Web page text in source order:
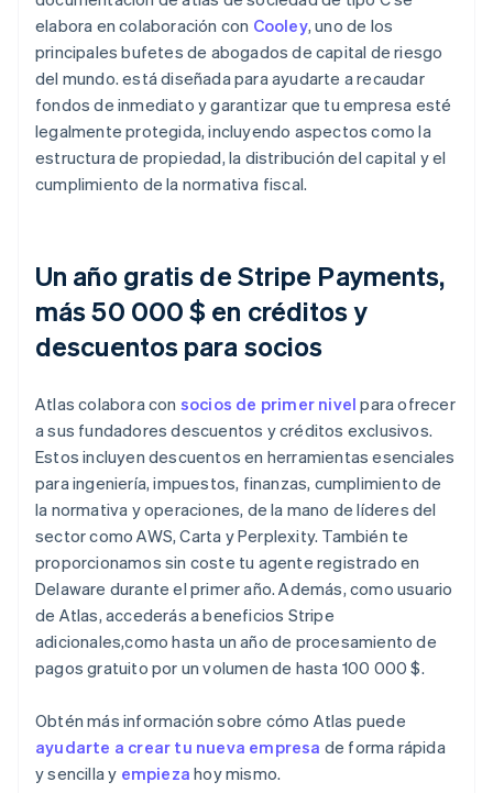
elabora en colaboración con Cooley, uno de los
principales bufetes de abogados de capital de riesgo
del mundo. está diseñada para ayudarte a recaudar
fondos de inmediato y garantizar que tu empresa esté
legalmente protegida, incluyendo aspectos como la
estructura de propiedad, la distribución del capital y el
cumplimiento de la normativa fiscal.
Un año gratis de Stripe Payments,
más 50 000 $ en créditos y
descuentos para socios
Atlas colabora con socios de primer nivel para ofrecer
a sus fundadores descuentos y créditos exclusivos.
Estos incluyen descuentos en herramientas esenciales
para ingeniería, impuestos, finanzas, cumplimiento de
la normativa y operaciones, de la mano de líderes del
sector como AWS, Carta y Perplexity. También te
proporcionamos sin coste tu agente registrado en
Delaware durante el primer año. Además, como usuario
de Atlas, accederás a beneficios Stripe
adicionales,como hasta un año de procesamiento de
pagos gratuito por un volumen de hasta 100 000 $.
Obtén más información sobre cómo Atlas puede
ayudarte a crear tu nueva empresa de forma rápida
y sencilla y empieza hoy mismo.